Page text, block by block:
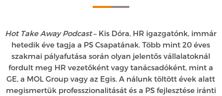
Hot Take Away Podcast– Kis Dóra, HR igazgatónk, immár
hetedik éve tagja a PS Csapatának. Több mint 20 éves
szakmai pályafutása során olyan jelentős vállalatoknál
fordult meg HR vezetőként vagy tanácsadóként, mint a
GE, a MOL Group vagy az Egis. A nálunk töltött évek alatt
megismertük professzionalitását és a PS fejlesztése iránti